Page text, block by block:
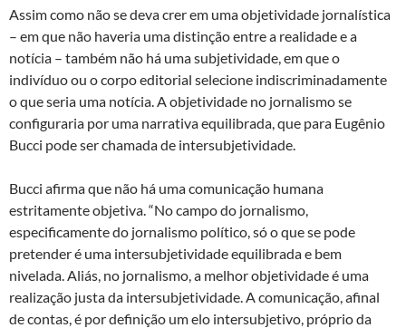
Assim como não se deva crer em uma objetividade jornalística
– em que não haveria uma distinção entre a realidade e a
notícia – também não há uma subjetividade, em que o
indivíduo ou o corpo editorial selecione indiscriminadamente
o que seria uma notícia. A objetividade no jornalismo se
configuraria por uma narrativa equilibrada, que para Eugênio
Bucci pode ser chamada de intersubjetividade.
Bucci afirma que não há uma comunicação humana
estritamente objetiva. “No campo do jornalismo,
especificamente do jornalismo político, só o que se pode
pretender é uma intersubjetividade equilibrada e bem
nivelada. Aliás, no jornalismo, a melhor objetividade é uma
realização justa da intersubjetividade. A comunicação, afinal
de contas, é por definição um elo intersubjetivo, próprio da